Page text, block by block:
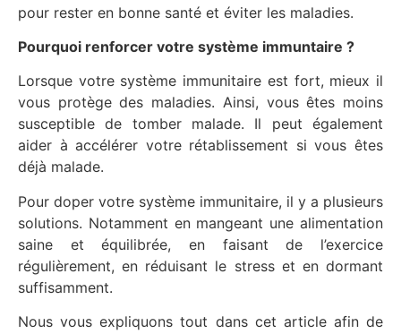
pour rester en bonne santé et éviter les maladies.
Pourquoi renforcer votre système immuntaire ?
Lorsque votre système immunitaire est fort, mieux il
vous protège des maladies. Ainsi, vous êtes moins
susceptible de tomber malade. Il peut également
aider à accélérer votre rétablissement si vous êtes
déjà malade.
Pour doper votre système immunitaire, il y a plusieurs
solutions. Notamment en mangeant une alimentation
saine et équilibrée, en faisant de l’exercice
régulièrement, en réduisant le stress et en dormant
suffisamment.
Nous vous expliquons tout dans cet article afin de